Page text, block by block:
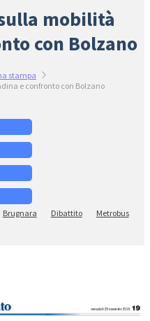
mobilità
con Bolzano
stampa
e confronto con Bolzano
Brugnara Dibattito
Metrobus